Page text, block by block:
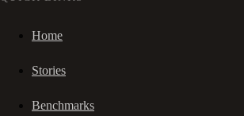
Home
Stories
Benchmarks